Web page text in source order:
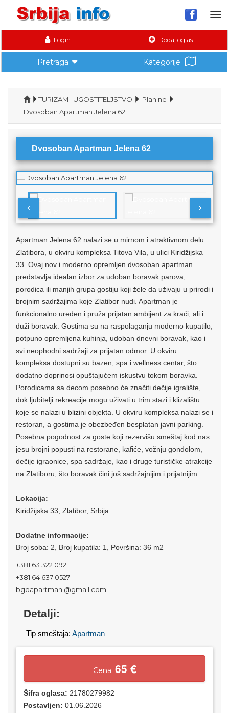
Login Dodaj oglas
Pretraga Kategorije
TURIZAM I UGOSTITELJSTVO
Planine
Dvosoban Apartman Jelena 62
Dvosoban Apartman Jelena 62
Apartman Jelena 62 nalazi se u mirnom i atraktivnom delu
Zlatibora, u okviru kompleksa Titova Vila, u ulici Kiridžijska
33. Ovaj nov i moderno opremljen dvosoban apartman
predstavlja idealan izbor za udoban boravak parova,
porodica ili manjih grupa gostiju koji žele da uživaju u prirodi i
brojnim sadržajima koje Zlatibor nudi. Apartman je
funkcionalno uređen i pruža prijatan ambijent za kraći, ali i
duži boravak. Gostima su na raspolaganju moderno kupatilo,
potpuno opremljena kuhinja, udoban dnevni boravak, kao i
svi neophodni sadržaji za prijatan odmor. U okviru
kompleksa dostupni su bazen, spa i wellness centar, što
dodatno doprinosi opuštajućem iskustvu tokom boravka.
Porodicama sa decom posebno će značiti dečije igralište,
dok ljubitelji rekreacije mogu uživati u trim stazi i klizalištu
koje se nalazi u blizini objekta. U okviru kompleksa nalazi se i
restoran, a gostima je obezbeđen besplatan javni parking.
Posebna pogodnost za goste koji rezervišu smeštaj kod nas
jesu brojni popusti na restorane, kafiće, vožnju gondolom,
dečije igraonice, spa sadržaje, kao i druge turističke atrakcije
na Zlatiboru, što boravak čini još sadržajnijim i prijatnijim.
Lokacija:
Kiridžijska 33, Zlatibor, Srbija
Dodatne informacije:
Broj soba: 2, Broj kupatila: 1, Površina: 36 m2
+381 63 322 092
+381 64 637 0527
bgdapartmani@gmail.com
Detalji:
Tip smeštaja: Apartman
Cena: 65 €
Šifra oglasa: 21780279982
Postavljen: 01.06.2026